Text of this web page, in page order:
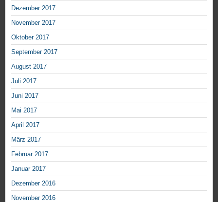
Dezember 2017
November 2017
Oktober 2017
September 2017
August 2017
Juli 2017
Juni 2017
Mai 2017
April 2017
März 2017
Februar 2017
Januar 2017
Dezember 2016
November 2016